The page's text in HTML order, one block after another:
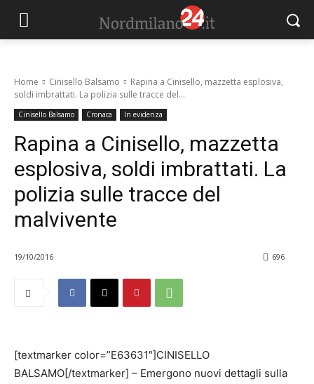
Home Cinisello Balsamo
Rapina a Cinisello, mazzetta esplosiva,
soldi imbrattati. La polizia sulle tracce del...
Cinisello Balsamo Cronaca In evidenza
Rapina a Cinisello, mazzetta
esplosiva, soldi imbrattati. La
polizia sulle tracce del
malvivente
19/10/2016 696
[textmarker color=”E63631″]CINISELLO
BALSAMO[/textmarker] – Emergono nuovi dettagli sulla